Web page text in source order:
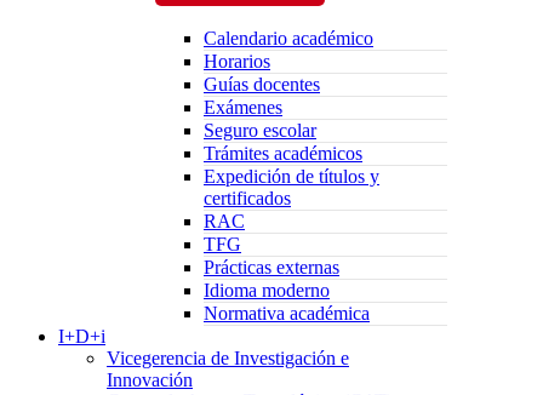
Calendario académico
Horarios
Guías docentes
Exámenes
Seguro escolar
Trámites académicos
Expedición de títulos y
certificados
RAC
TFG
Prácticas externas
Idioma moderno
Normativa académica
I+D+i
Vicegerencia de Investigación e
Innovación